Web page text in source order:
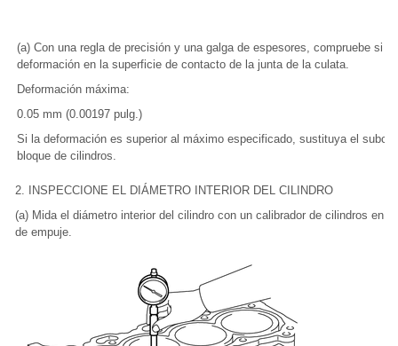
(a) Con una regla de precisión y una galga de espesores, compruebe si
deformación en la superficie de contacto de la junta de la culata.
Deformación máxima:
0.05 mm (0.00197 pulg.)
Si la deformación es superior al máximo especificado, sustituya el
bloque de cilindros.
2. INSPECCIONE EL DIÁMETRO INTERIOR DEL CILINDRO
(a) Mida el diámetro interior del cilindro con un calibrador de cilindros en
de empuje.